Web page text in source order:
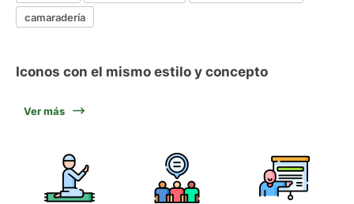
camaradería
Iconos con el mismo estilo y concepto
Ver más